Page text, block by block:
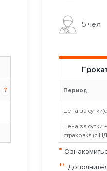
?
5 чел
Период
Цена за
Цена за сутки
страховка (с
*
**